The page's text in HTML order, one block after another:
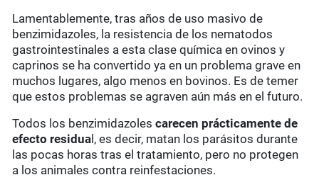
Lamentablemente, tras años de uso masivo de
benzimidazoles, la resistencia de los nematodos
gastrointestinales a esta clase química en ovinos y
caprinos se ha convertido ya en un problema grave en
muchos lugares, algo menos en bovinos. Es de temer
que estos problemas se agraven aún más en el futuro.
Todos los benzimidazolescarecen prácticamente de
efecto residua l, es decir, matan los parásitos durante
las pocas horas tras el tratamiento, pero no protegen
a los animales contra reinfestaciones.